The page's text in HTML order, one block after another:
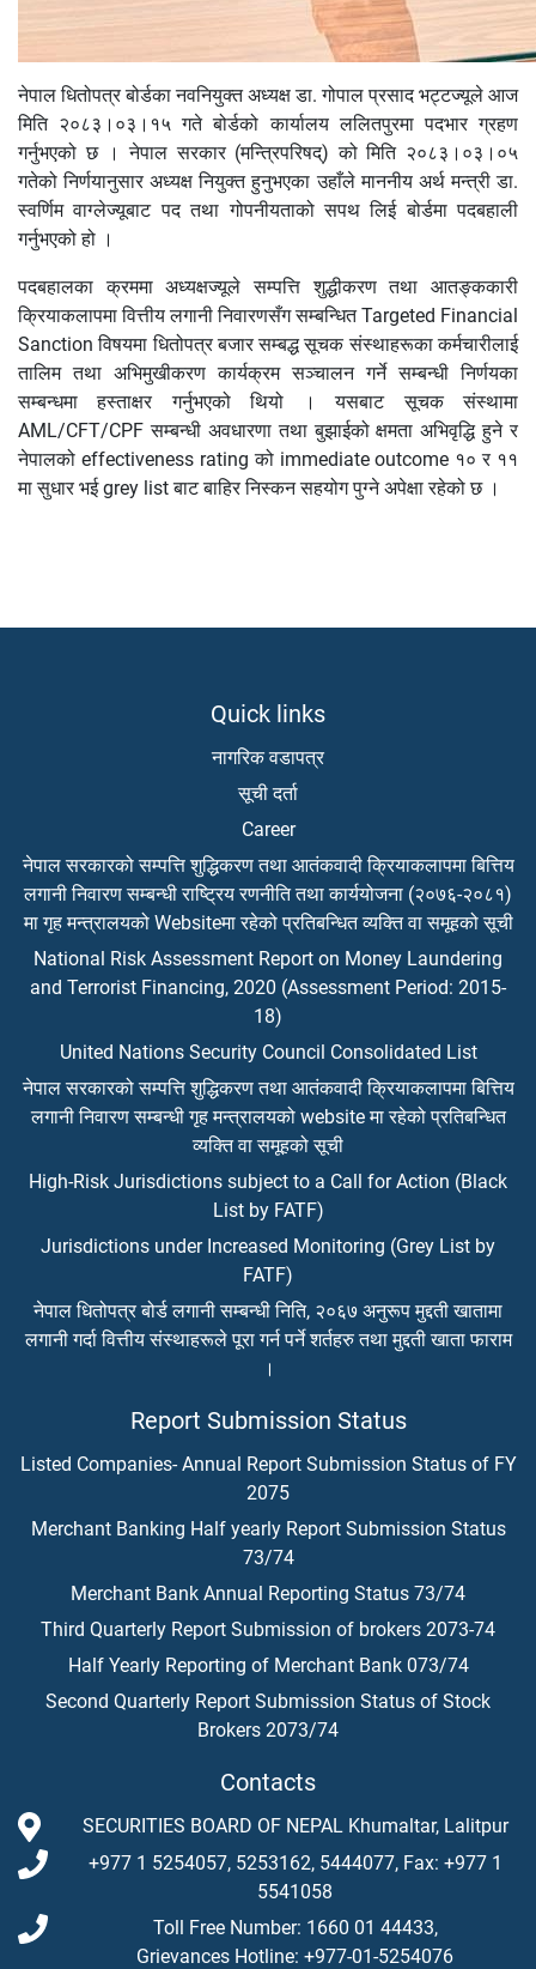
नेपाल धितोपत्र बोर्डका नवनियुक्त अध्यक्ष डा. गोपाल प्रसाद भट्टज्यूले आज
मिति २०८३।०३।१५ गते बोर्डको कार्यालय ललितपुरमा पदभार ग्रहण
गर्नुभएको छ । नेपाल सरकार (मन्त्रिपरिषद्) को मिति २०८३।०३।०५
गतेको निर्णयानुसार अध्यक्ष नियुक्त हुनुभएका उहाँले माननीय अर्थ मन्त्री डा.
स्वर्णिम वाग्लेज्यूबाट पद तथा गोपनीयताको सपथ लिई बोर्डमा पदबहाली
गर्नुभएको हो ।
पदबहालका क्रममा अध्यक्षज्यूले सम्पत्ति शुद्धीकरण तथा आतङ्ककारी
क्रियाकलापमा वित्तीय लगानी निवारणसँग सम्बन्धित Targeted Financial
Sanction विषयमा धितोपत्र बजार सम्बद्ध सूचक संस्थाहरूका कर्मचारीलाई
तालिम तथा अभिमुखीकरण कार्यक्रम सञ्चालन गर्ने सम्बन्धी निर्णयका
सम्बन्धमा हस्ताक्षर गर्नुभएको थियो । यसबाट सूचक संस्थामा
AML/CFT/CPF सम्बन्धी अवधारणा तथा बुझाईको क्षमता अभिवृद्धि हुने र
नेपालको effectiveness rating को immediate outcome १० र ११
मा सुधार भई grey list बाट बाहिर निस्कन सहयोग पुग्ने अपेक्षा रहेको छ ।
Quick links
नागरिक वडापत्र
सूची दर्ता
Career
नेपाल सरकारको सम्पत्ति शुद्धिकरण तथा आतंकवादी क्रियाकलापमा बित्तिय
लगानी निवारण सम्बन्धी राष्ट्रिय रणनीति तथा कार्ययोजना (२०७६-२०८१)
मा गृह मन्त्रालयको Websiteमा रहेको प्रतिबन्धित व्यक्ति वा समूहको सूची
National Risk Assessment Report on Money Laundering
and Terrorist Financing, 2020 (Assessment Period: 2015-
18)
United Nations Security Council Consolidated List
नेपाल सरकारको सम्पत्ति शुद्धिकरण तथा आतंकवादी क्रियाकलापमा बित्तिय
लगानी निवारण सम्बन्धी गृह मन्त्रालयको website मा रहेको प्रतिबन्धित
व्यक्ति वा समूहको सूची
High-Risk Jurisdictions subject to a Call for Action (Black
List by FATF)
Jurisdictions under Increased Monitoring (Grey List by
FATF)
नेपाल धितोपत्र बोर्ड लगानी सम्बन्धी निति, २०६७ अनुरूप मुद्दती खातामा
लगानी गर्दा वित्तीय संस्थाहरूले पूरा गर्न पर्ने शर्तहरु तथा मुद्दती खाता फाराम
।
Report Submission Status
Listed Companies- Annual Report Submission Status of FY
2075
Merchant Banking Half yearly Report Submission Status
73/74
Merchant Bank Annual Reporting Status 73/74
Third Quarterly Report Submission of brokers 2073-74
Half Yearly Reporting of Merchant Bank 073/74
Second Quarterly Report Submission Status of Stock
Brokers 2073/74
Contacts
SECURITIES BOARD OF NEPAL Khumaltar, Lalitpur
+977 1 5254057, 5253162, 5444077, Fax: +977 1
5541058
Toll Free Number: 1660 01 44433,
Grievances Hotline: +977-01-5254076